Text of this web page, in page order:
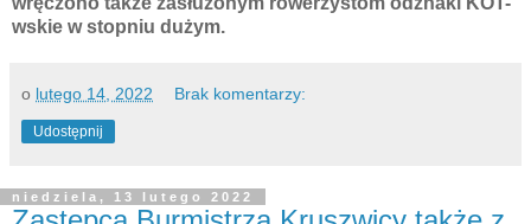
wskie w stopniu dużym.
o lutego 14, 2022 Brak komentarzy:
Udostępnij
niedziela, 13 lutego 2022